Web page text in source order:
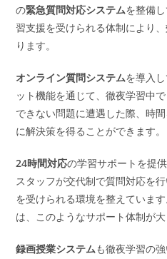
の緊急質問対応システムを整備
習支援を受けられる体制により
ります。
オンライン質問システムを導入
ット機能を通じて、徹夜学習中
できない問題に遭遇した際、時
に解決策を得ることができます。
24時間対応の学習サポートを提
スタッフが交代制で質問対応を
を受けられる環境を整えていま
は、このようなサポート体制が
録画授業システムも徹夜学習の